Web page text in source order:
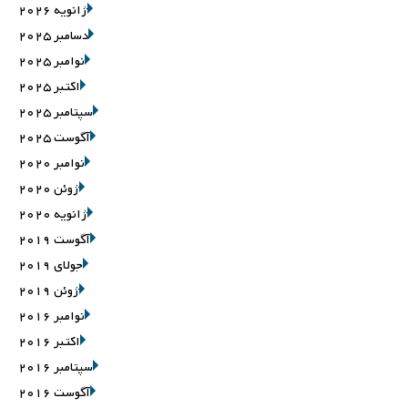
ژانویه 2026
دسامبر 2025
نوامبر 2025
اکتبر 2025
سپتامبر 2025
آگوست 2025
نوامبر 2020
ژوئن 2020
ژانویه 2020
آگوست 2019
جولای 2019
ژوئن 2019
نوامبر 2016
اکتبر 2016
سپتامبر 2016
آگوست 2016